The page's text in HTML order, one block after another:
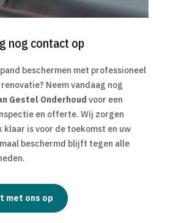
nog contact op
beschermen met professioneel
Neem vandaag nog
Gestel Onderhoud voor een
en offerte. Wij zorgen
klaar is voor de toekomst en uw
beschermd blijft tegen alle
met ons op